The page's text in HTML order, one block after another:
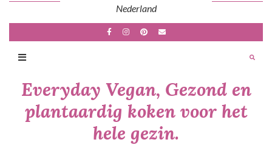
Nederland
Everyday Vegan, Gezond en
plantaardig koken voor het
hele gezin.